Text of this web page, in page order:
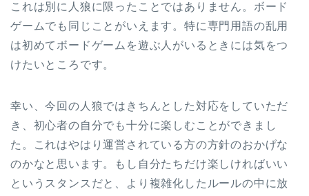
これは別に人狼に限ったことではありません。ボード
ゲームでも同じことがいえます。特に専門用語の乱用
は初めてボードゲームを遊ぶ人がいるときには気をつ
けたいところです。
幸い、今回の人狼ではきちんとした対応をしていただ
き、初心者の自分でも十分に楽しむことができまし
た。これはやはり運営されている方の方針のおかげな
のかなと思います。もし自分たちだけ楽しければいい
というスタンスだと、より複雑化したルールの中に放